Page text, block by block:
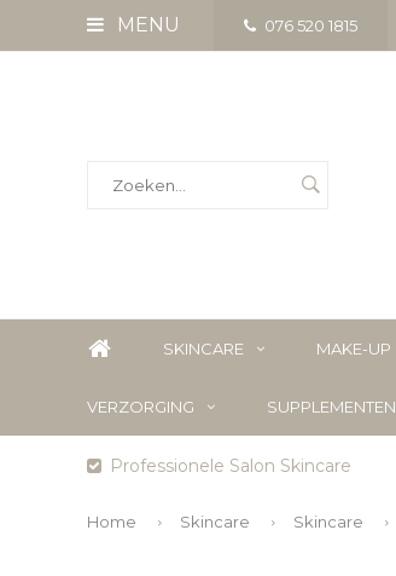
MENU 076 520 1815
SKINCARE MAKE-UP
VERZORGING SUPPLEMENTEN
Professionele Salon Skincare
Home Skincare Skincare